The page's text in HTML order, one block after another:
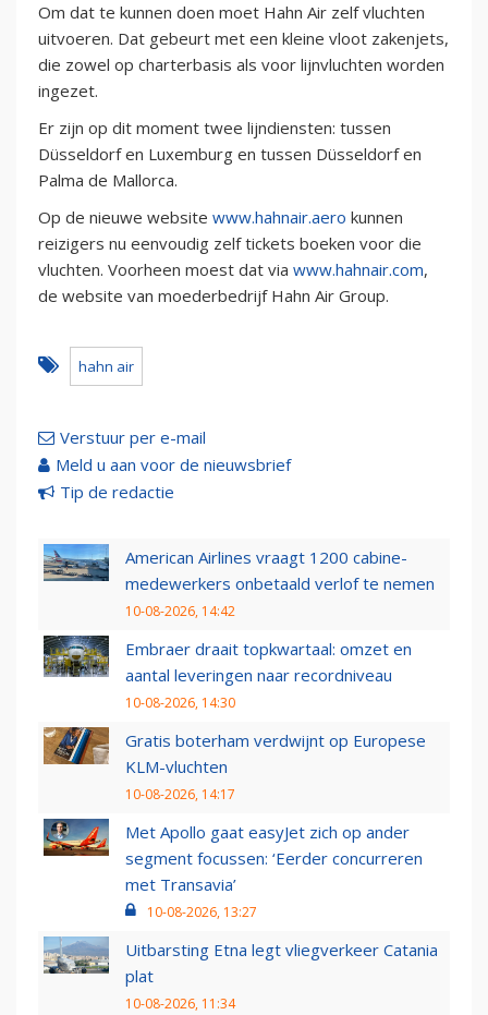
Om dat te kunnen doen moet Hahn Air zelf vluchten
uitvoeren. Dat gebeurt met een kleine vloot zakenjets,
die zowel op charterbasis als voor lijnvluchten worden
ingezet.
Er zijn op dit moment twee lijndiensten: tussen
Düsseldorf en Luxemburg en tussen Düsseldorf en
Palma de Mallorca.
Op de nieuwe website www.hahnair.aero kunnen
reizigers nu eenvoudig zelf tickets boeken voor die
vluchten. Voorheen moest dat via www.hahnair.com,
de website van moederbedrijf Hahn Air Group.
hahn air
Verstuur per e-mail
Meld u aan voor de nieuwsbrief
Tip de redactie
American Airlines vraagt 1200 cabine-
medewerkers onbetaald verlof te nemen
10-08-2026, 14:42
Embraer draait topkwartaal: omzet en
aantal leveringen naar recordniveau
10-08-2026, 14:30
Gratis boterham verdwijnt op Europese
KLM-vluchten
10-08-2026, 14:17
Met Apollo gaat easyJet zich op ander
segment focussen: ‘Eerder concurreren
met Transavia’
10-08-2026, 13:27
Uitbarsting Etna legt vliegverkeer Catania
plat
10-08-2026, 11:34